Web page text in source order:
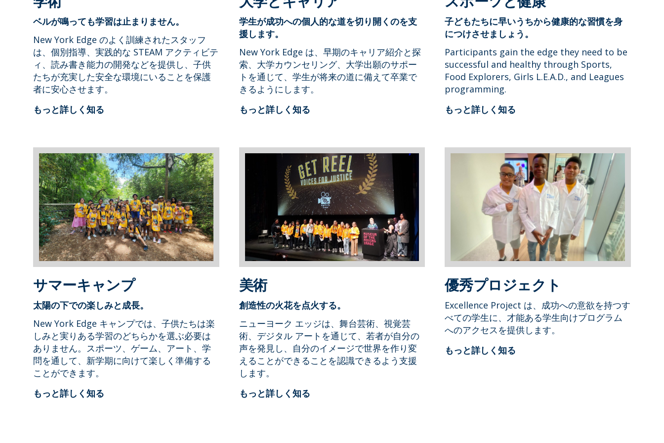
学術
ベルが鳴っても学習は止まりません。
New York Edge のよく訓練されたスタッフ
は、個別指導、実践的な STEAM アクティビテ
ィ、読み書き能力の開発などを提供し、子供
たちが充実した安全な環境にいることを保護
者に安心させます。
もっと詳しく知る
大学とキャリア
学生が成功への個人的な道を切り開くのを支
援します。
New York Edge は、早期のキャリア紹介と探
索、大学カウンセリング、大学出願のサポー
トを通じて、学生が将来の道に備えて卒業で
きるようにします。
もっと詳しく知る
スポーツと健康
子どもたちに早いうちから健康的な習慣を身
につけさせましょう。
Participants gain the edge they need to be
successful and healthy through Sports,
Food Explorers, Girls L.E.A.D., and Leagues
programming.
もっと詳しく知る
サマーキャンプ
太陽の下での楽しみと成長。
New York Edge キャンプでは、子供たちは楽
しみと実りある学習のどちらかを選ぶ必要は
ありません。スポーツ、ゲーム、アート、学
問を通して、新学期に向けて楽しく準備する
ことができます。
もっと詳しく知る
美術
創造性の火花を点火する。
ニューヨーク エッジは、舞台芸術、視覚芸
術、デジタル アートを通じて、若者が自分の
声を発見し、自分のイメージで世界を作り変
えることができることを認識できるよう支援
します。
もっと詳しく知る
優秀プロジェクト
Excellence Project は、成功への意欲を持つす
べての学生に、才能ある学生向けプログラム
へのアクセスを提供します。
もっと詳しく知る